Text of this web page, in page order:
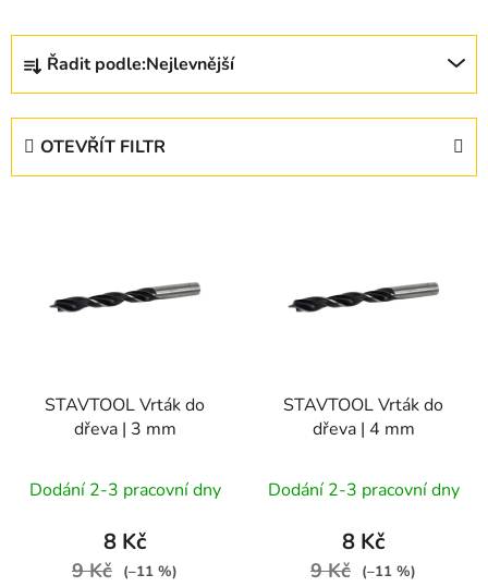
Ř
z
Řadit podle:Nejlevnější
OTEVŘÍT FILTR
STAVTOOL Vrták do
dřeva | 3 mm
Dodání 2-3 pracovní dny
8 Kč
9 Kč (–11 %)
STAVTOOL Vrták do
dřeva | 4 mm
Dodání 2-3 pracovní dny
8 Kč
9 Kč (–11 %)